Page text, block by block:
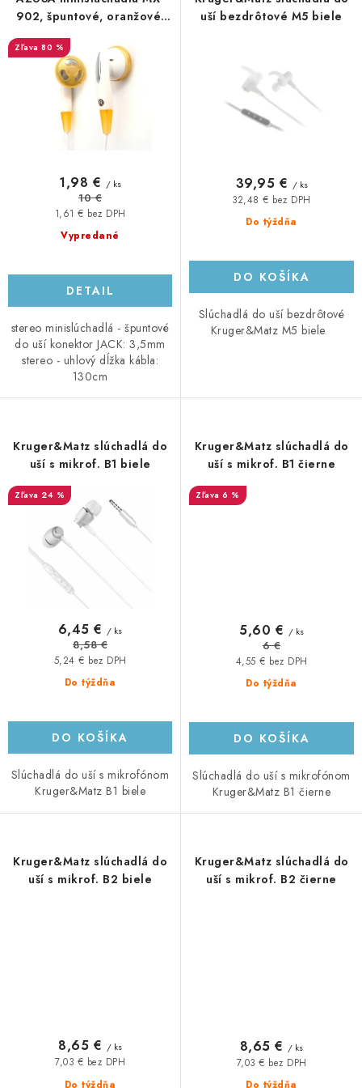
o
d
u
p
r
o
902, špuntové, oranžové,
20 - 20 000Hz, JACK 2,5mm
80 %
Vypredané
1,61 € bez DPH
1,98 € / ks
10 €
DETAIL
stereo minislúchadlá - špuntové
do uší konektor JACK: 3,5mm
stereo - uhlový dĺžka kábla:
130cm
uší bezdrôtové M5 biele
Do týždňa
32,48 € bez DPH
39,95 € / ks
DO KOŠÍKA
Slúchadlá do uší bezdrôtové
Kruger&Matz M5 biele
Kruger&Matz slúchadlá do
uší s mikrof. B1 biele
24 %
Do týždňa
5,24 € bez DPH
6,45 € / ks
8,58 €
DO KOŠÍKA
Slúchadlá do uší s mikrofónom
Kruger&Matz B1 biele
Kruger&Matz slúchadlá do
uší s mikrof. B1 čierne
6 %
Do týždňa
4,55 € bez DPH
5,60 € / ks
6 €
DO KOŠÍKA
Slúchadlá do uší s mikrofónom
Kruger&Matz B1 čierne
Kruger&Matz slúchadlá do
uší s mikrof. B2 biele
Do týždňa
7,03 € bez DPH
8,65 € / ks
Kruger&Matz slúchadlá do
uší s mikrof. B2 čierne
Do týždňa
7,03 € bez DPH
8,65 € / ks